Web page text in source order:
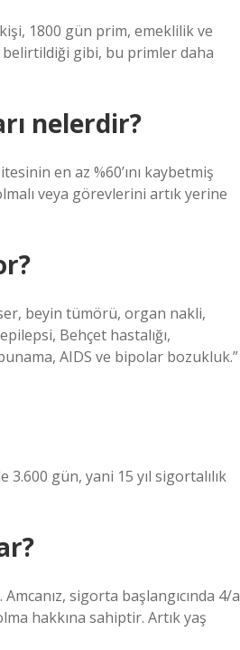
1800 gün prim, emeklilik ve
belirtildiği gibi, bu primler daha
nelerdir?
en az %60’ını kaybetmiş
veya görevlerini artık yerine
beyin tümörü, organ nakli,
Behçet hastalığı,
AIDS ve bipolar bozukluk.”
gün, yani 15 yıl sigortalılık
sigorta başlangıcında 4/a
hakkına sahiptir. Artık yaş